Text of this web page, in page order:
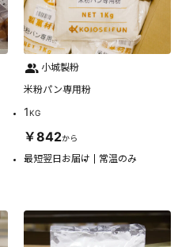
小城製粉
米粉パン専用粉
1KG
￥842から
最短翌日お届け 常温のみ